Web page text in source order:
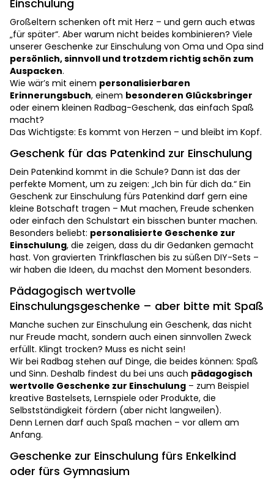
Einschulung
Großeltern schenken oft mit Herz – und gern auch etwas
„für später“. Aber warum nicht beides kombinieren? Viele
unserer Geschenke zur Einschulung von Oma und Opa sind
persönlich, sinnvoll und trotzdem richtig schön zum
Auspacken.
Wie wär’s mit einem personalisierbaren
Erinnerungsbuch, einem besonderen Glücksbringer
oder einem kleinen Radbag-Geschenk, das einfach Spaß
macht?
Das Wichtigste: Es kommt von Herzen – und bleibt im Kopf.
Geschenk für das Patenkind zur Einschulung
Dein Patenkind kommt in die Schule? Dann ist das der
perfekte Moment, um zu zeigen: „Ich bin für dich da.“ Ein
Geschenk zur Einschulung fürs Patenkind darf gern eine
kleine Botschaft tragen – Mut machen, Freude schenken
oder einfach den Schulstart ein bisschen bunter machen.
Besonders beliebt: personalisierte Geschenke zur
Einschulung, die zeigen, dass du dir Gedanken gemacht
hast. Von gravierten Trinkflaschen bis zu süßen DIY-Sets –
wir haben die Ideen, du machst den Moment besonders.
Pädagogisch wertvolle
Einschulungsgeschenke – aber bitte mit Spaß
Manche suchen zur Einschulung ein Geschenk, das nicht
nur Freude macht, sondern auch einen sinnvollen Zweck
erfüllt. Klingt trocken? Muss es nicht sein!
Wir bei Radbag stehen auf Dinge, die beides können: Spaß
und Sinn. Deshalb findest du bei uns auch pädagogisch
wertvolle Geschenke zur Einschulung – zum Beispiel
kreative Bastelsets, Lernspiele oder Produkte, die
Selbstständigkeit fördern (aber nicht langweilen).
Denn Lernen darf auch Spaß machen – vor allem am
Anfang.
Geschenke zur Einschulung fürs Enkelkind
oder fürs Gymnasium